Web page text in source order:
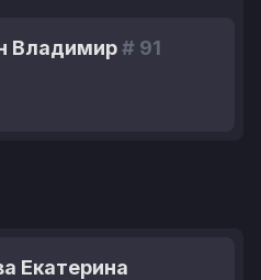
Владимир# 91
Екатерина